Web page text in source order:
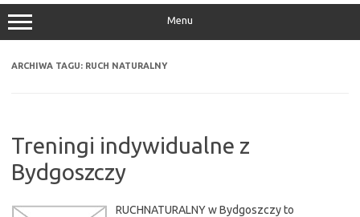
Menu
ARCHIWA TAGU: RUCH NATURALNY
Treningi indywidualne z
Bydgoszczy
RUCHNATURALNY w Bydgoszczy to